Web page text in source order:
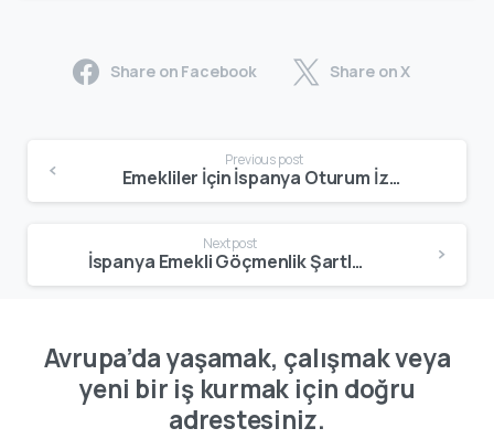
Share on Facebook Share on X
Previous post
Emekliler İçin İspanya Oturum İzni | 2026 Emekli Oturumu (Non-Lucrative Visa) Rehberi
Next post
İspanya Emekli Göçmenlik Şartları | 2026 Emekliler İçin Oturum Rehberi
Avrupa’da yaşamak, çalışmak veya
yeni bir iş kurmak için doğru
adrestesiniz.